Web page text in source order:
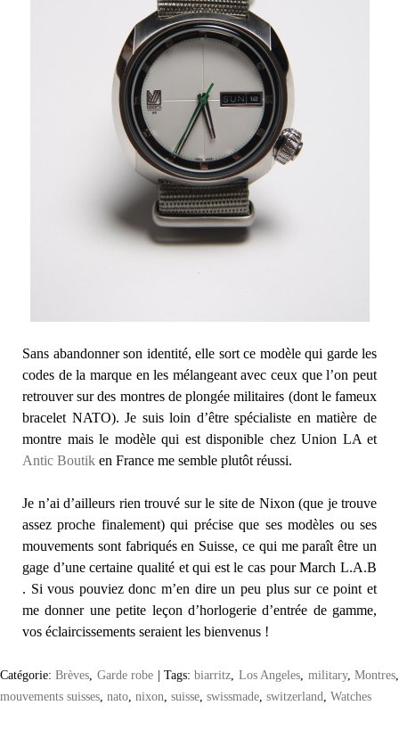
Sans abandonner son identité, elle sort ce modèle qui garde les
codes de la marque en les mélangeant avec ceux que l’on peut
retrouver sur des montres de plongée militaires (dont le fameux
bracelet NATO). Je suis loin d’être spécialiste en matière de
montre mais le modèle qui est disponible chez Union LA et
Antic Boutik en France me semble plutôt réussi.
Je n’ai d’ailleurs rien trouvé sur le site de Nixon (que je trouve
assez proche finalement) qui précise que ses modèles ou ses
mouvements sont fabriqués en Suisse, ce qui me paraît être un
gage d’une certaine qualité et qui est le cas pour March L.A.B
. Si vous pouviez donc m’en dire un peu plus sur ce point et
me donner une petite leçon d’horlogerie d’entrée de gamme,
vos éclaircissements seraient les bienvenus !
Catégorie:Brèves Garde robe |Tags:biarritz Los Angeles military,Montres
mouvements suisses nato nixon suisse swissmade switzerland Watches